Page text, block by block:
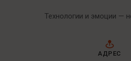
Технологии и эмоции —
АДРЕС